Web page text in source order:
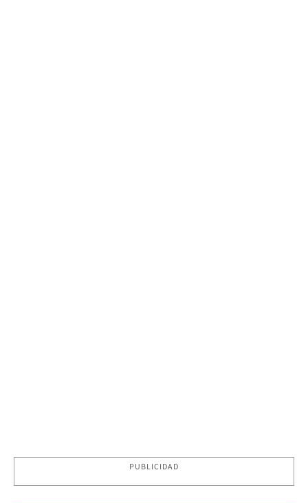
PUBLICIDAD